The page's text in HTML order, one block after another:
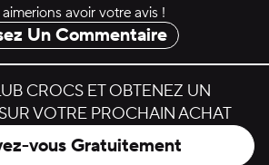
avoir votre avis !
Un Commentaire
CROCS ET OBTENEZ UN
VOTRE PROCHAIN ACHAT
vous Gratuitement